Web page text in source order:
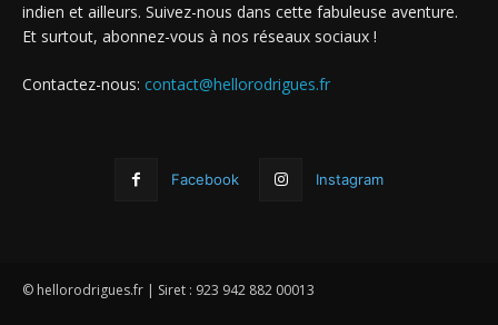
indien et ailleurs. Suivez-nous dans cette fabuleuse aventure.
Et surtout, abonnez-vous à nos réseaux sociaux !
Contactez-nous: contact@hellorodrigues.fr
Facebook Instagram
© hellorodrigues.fr | Siret : 923 942 882 00013